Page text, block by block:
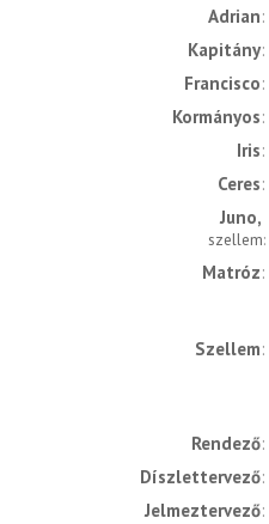
Adrian
Kapitány
Francisco
Kormányos
Iris
Ceres
Juno
szellem
Matróz
Szellem
rendező
díszlettervező
jelmeztervező